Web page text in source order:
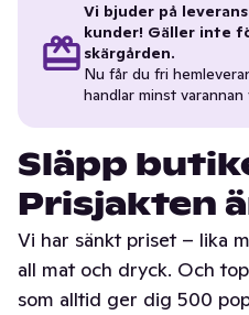
Vi bjuder på
kunder! Gäller inte
skärgården.
Nu får du fri
handlar minst varannan
Släpp
Prisjakten
Vi har sänkt priset – lika
all mat och dryck. Och
som alltid ger dig 500